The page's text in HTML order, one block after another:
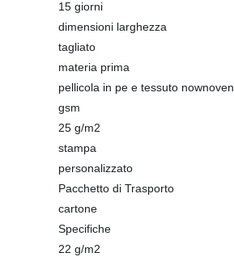
15 giorni
dimensioni larghezza
tagliato
materia prima
pellicola in pe e tessuto nownoven
gsm
25 g/m2
stampa
personalizzato
Pacchetto di Trasporto
cartone
Specifiche
22 g/m2